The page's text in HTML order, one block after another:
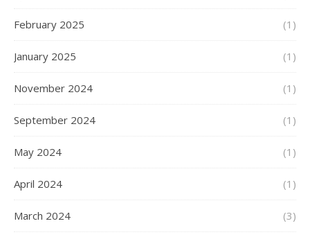
February 2025 (1)
January 2025 (1)
November 2024 (1)
September 2024 (1)
May 2024 (1)
April 2024 (1)
March 2024 (3)